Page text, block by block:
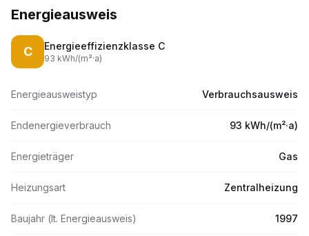
Energieausweis
C Energieeffizienzklasse C
93 kWh/(m²·a)
Energieausweistyp Verbrauchsausweis
Endenergieverbrauch 93 kWh/(m²·a)
Energieträger Gas
Heizungsart Zentralheizung
Baujahr (lt. Energieausweis) 1997